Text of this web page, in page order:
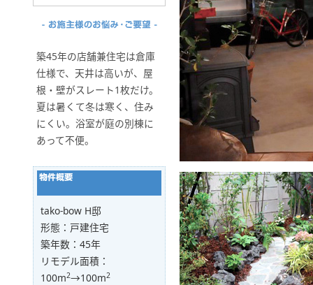
築45年の店舗兼住宅は倉庫
仕様で、天井は高いが、屋
根・壁がスレート1枚だけ。
夏は暑くて冬は寒く、住み
にくい。浴室が庭の別棟に
あって不便。
tako-bow H邸
形態：戸建住宅
築年数：45年
リモデル面積：
100m2→100m2